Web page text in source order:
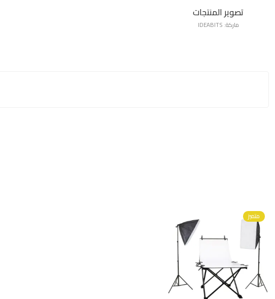
ماركة: IDEABITS
تصوير المنتجات
متميز